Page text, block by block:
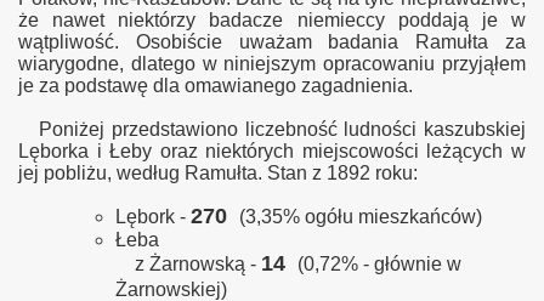
że nawet niektórzy badacze niemieccy poddają je w
wątpliwość. Osobiście uważam badania Ramułta za
wiarygodne, dlatego w niniejszym opracowaniu przyjąłem
je za podstawę dla omawianego zagadnienia.
Poniżej przedstawiono liczebność ludności kaszubskiej
Lęborka i Łeby oraz niektórych miejscowości leżących w
jej pobliżu, według Ramułta. Stan z 1892 roku:
Lębork - 270
(3,35% ogółu mieszkańców)
Łeba
z Żarnowską - 14
(0,72% - głównie w
Żarnowskiej)